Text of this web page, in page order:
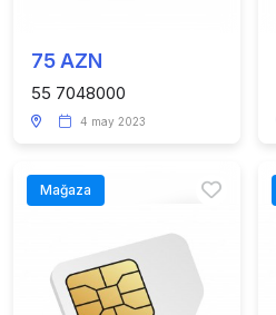
75 AZN
55 7048000
4 may 2023
Mağaza